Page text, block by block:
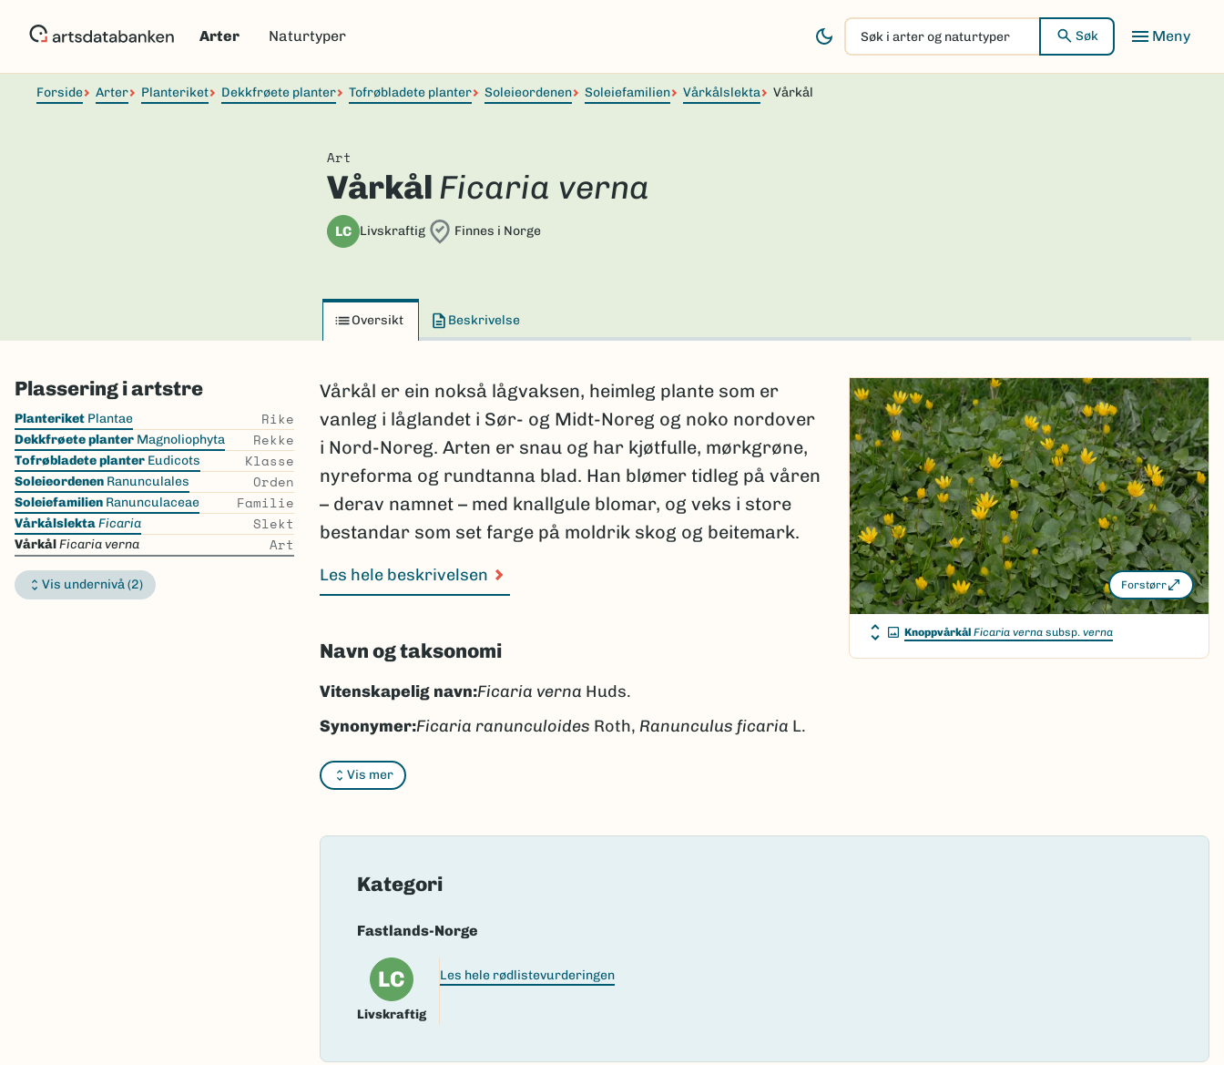
Arter Naturtyper
Søk
i
arter
Søk
Forside Arter Planteriket Dekkfrøete planter Tofrøbladete planter Soleieordenen Soleiefamilien Vårkålslekta Vårkål
Art
Vårkål Ficaria verna
LC Livskraftig Finnes i Norge
Oversikt Beskrivelse
Plassering i artstre
Skip
the
list
Planteriket Plantae Rike
Dekkfrøete planter Magnoliophyta Rekke
Tofrøbladete planter Eudicots Klasse
Soleieordenen Ranunculales Orden
Soleiefamilien Ranunculaceae Familie
VårkålslektaFicaria Slekt
VårkålFicaria verna Art
Vis undernivå (2)
Vårkål er ein nokså lågvaksen, heimleg plante som er
vanleg i låglandet i Sør- og Midt-Noreg og noko nordover
i Nord-Noreg. Arten er snau og har kjøtfulle, mørkgrøne,
nyreforma og rundtanna blad. Han blømer tidleg på våren
– derav namnet – med knallgule blomar, og veks i store
bestandar som set farge på moldrik skog og beitemark.
Les hele beskrivelsen
Navn og taksonomi
Vis mer
Vitenskapelig navn:Ficaria verna Huds.
Synonymer:Ficaria ranunculoides Roth, Ranunculus ficaria L.
Bokmål:vårkål
Nynorsk:vårkål
Takson ID:133247
Gå til Nortaxa for flere detaljer
Forstørr
Knoppvårkål Ficaria vernasubsp. verna
Kategori
Fastlands-Norge
LC
Livskraftig
Les hele rødlistevurderingen